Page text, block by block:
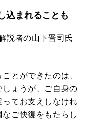
込まれることも
説者の山下晋司氏
とができたのは、
しょうが、ご自身の
ってお支えしなけれ
ご快復をもたらし